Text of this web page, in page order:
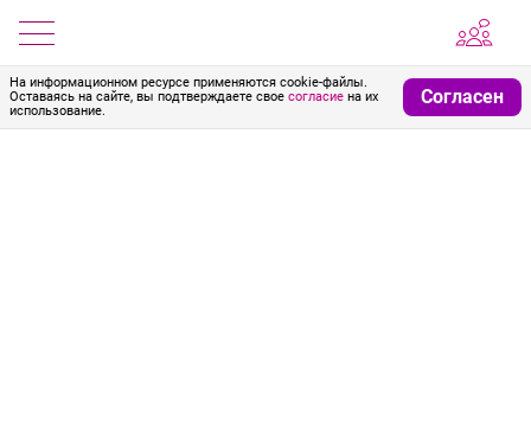
На информационном ресурсе применяются cookie-файлы.
Оставаясь на сайте, вы подтверждаете свое согласие на их
использование.
Согласен